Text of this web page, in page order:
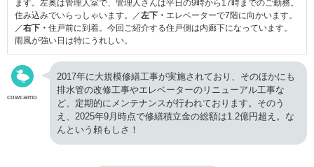
ます。左奥は管理人室で、管理人さんは平日の9時から17時までのご勤務。
住み込みでいらっしゃいます。／左下・ エレベーターで7階に向かいます。
／右下・ 住戸前に到着。今回ご紹介する住戸側は内廊下になっています。
雨風が強い日は特にうれしい。
cowcamo
2017年に大規模修繕工事が実施されており、そのほかにも
排水管の改修工事やエレベーターのリニューアル工事な
ど、定期的にメンテナンスが行われております。そのう
え、2025年9月時点で修繕積立金の総額は1.2億円超え。な
んという頼もしさ！